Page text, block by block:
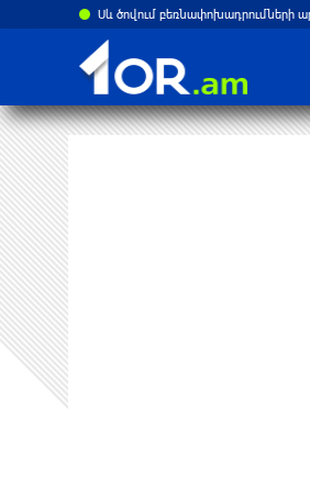
Սև ծովում բեռնափոխադրումների